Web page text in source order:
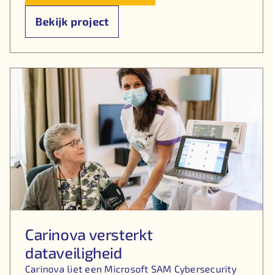
Bekijk project
Carinova versterkt
dataveiligheid
Carinova liet een Microsoft SAM Cybersecurity